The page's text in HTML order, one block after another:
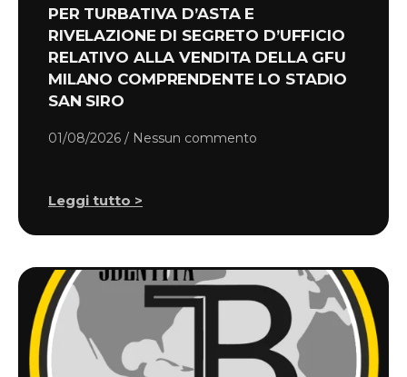
PER TURBATIVA D’ASTA E
RIVELAZIONE DI SEGRETO D’UFFICIO
RELATIVO ALLA VENDITA DELLA GFU
MILANO COMPRENDENTE LO STADIO
SAN SIRO
01/08/2026 Nessun commento
Leggi tutto >